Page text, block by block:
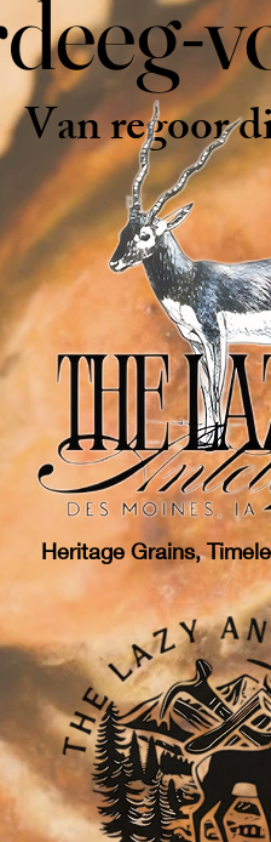
Van regoor
Heritage Grains,